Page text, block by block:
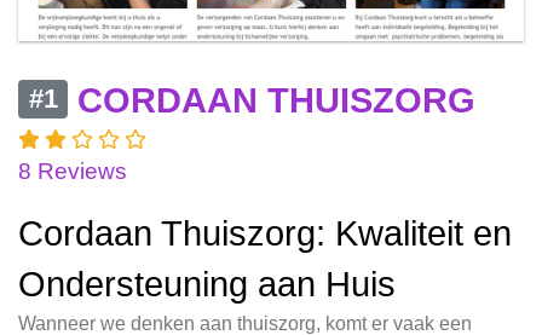
#1 CORDAAN THUISZORG
8 Reviews
Cordaan Thuiszorg: Kwaliteit en
Ondersteuning aan Huis
Wanneer we denken aan thuiszorg, komt er vaak een